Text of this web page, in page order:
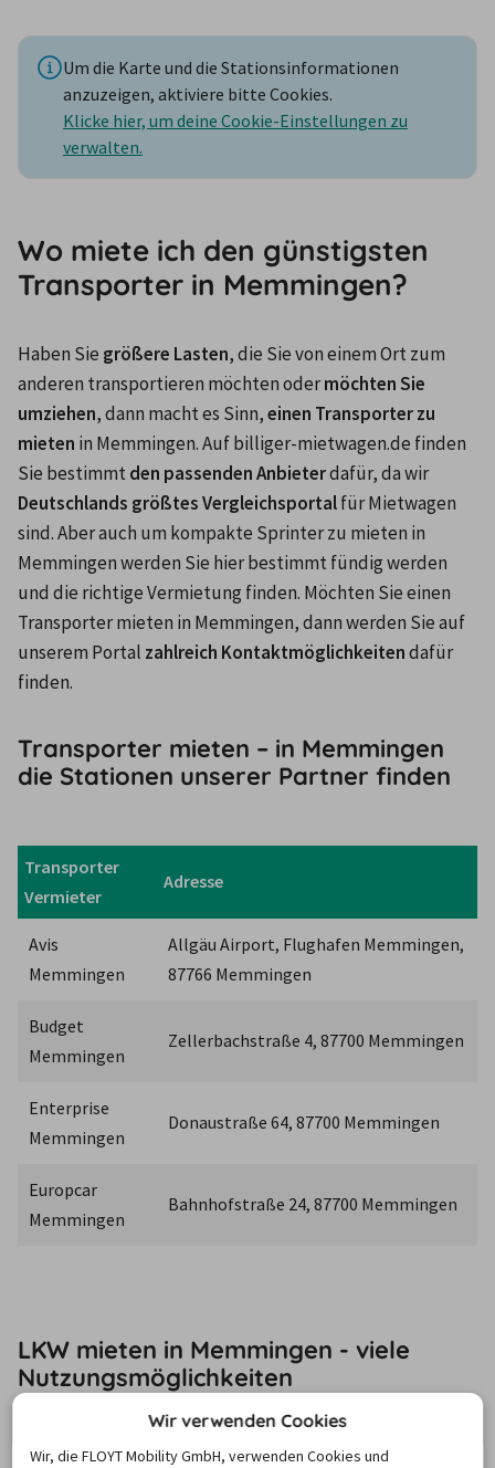
Um die Karte und die Stationsinformationen
anzuzeigen, aktiviere bitte Cookies.
Klicke hier, um deine Cookie-Einstellungen zu
verwalten.
Wo miete ich den günstigsten
Transporter in Memmingen?
Haben Sie größere Lasten, die Sie von einem Ort zum
anderen transportieren möchten oder möchten Sie
umziehen, dann macht es Sinn, einen Transporter zu
mieten in Memmingen. Auf billiger-mietwagen.de finden
Sie bestimmt den passenden Anbieter
dafür, da wir
Deutschlands größtes Vergleichsportal für Mietwagen
sind. Aber auch um kompakte Sprinter zu mieten in
Memmingen werden Sie hier bestimmt fündig werden
und die richtige Vermietung finden. Möchten Sie einen
Transporter mieten in Memmingen, dann werden Sie auf
unserem Portal zahlreich Kontaktmöglichkeiten dafür
finden.
Transporter mieten – in Memmingen
die Stationen unserer Partner finden
Transporter
Vermieter
Adresse
Avis
Memmingen
Allgäu Airport, Flughafen Memmingen,
87766 Memmingen
Budget
Memmingen
Zellerbachstraße 4, 87700 Memmingen
Enterprise
Memmingen
Donaustraße 64, 87700 Memmingen
Europcar
Memmingen
Bahnhofstraße 24, 87700 Memmingen
LKW mieten in Memmingen - viele
Nutzungsmöglichkeiten
Wir verwenden Cookies
Wir, die FLOYT Mobility GmbH, verwenden Cookies und